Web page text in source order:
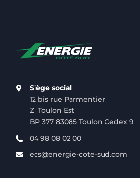
Siège social
12 bis rue Parmentier
ZI Toulon Est
BP 377 83085 Toulon Cedex 9
04 98 08 02 00
ecs@energie-cote-sud.com